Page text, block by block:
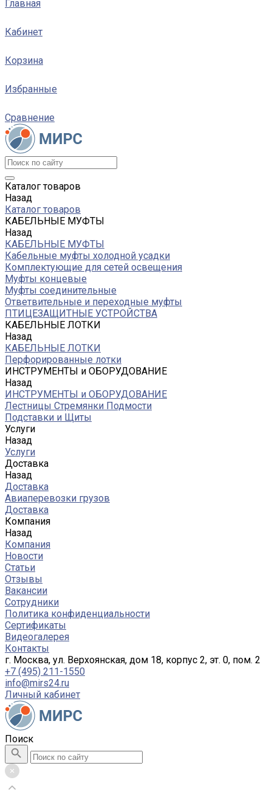
Главная
Кабинет
Корзина
Избранные
Сравнение
Каталог товаров
Назад
Каталог товаров
КАБЕЛЬНЫЕ МУФТЫ
Назад
КАБЕЛЬНЫЕ МУФТЫ
Кабельные муфты холодной усадки
Комплектующие для сетей освещения
Муфты концевые
Муфты соединительные
Ответвительные и переходные муфты
ПТИЦЕЗАЩИТНЫЕ УСТРОЙСТВА
КАБЕЛЬНЫЕ ЛОТКИ
Назад
КАБЕЛЬНЫЕ ЛОТКИ
Перфорированные лотки
ИНСТРУМЕНТЫ и ОБОРУДОВАНИЕ
Назад
ИНСТРУМЕНТЫ и ОБОРУДОВАНИЕ
Лестницы Стремянки Подмости
Подставки и Щиты
Услуги
Назад
Услуги
Доставка
Назад
Доставка
Авиаперевозки грузов
Доставка
Компания
Назад
Компания
Новости
Статьи
Отзывы
Вакансии
Сотрудники
Политика конфиденциальности
Сертификаты
Видеогалерея
Контакты
г. Москва, ул. Верхоянская, дом 18, корпус 2, эт. 0, пом. 2
+7 (495) 211-1550
info@mirs24.ru
Личный кабинет
Поиск